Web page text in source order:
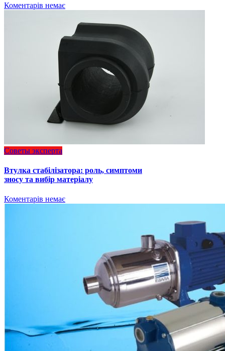
Коментарів немає
Советы эксперта
Втулка стабілізатора: роль, симптоми
зносу та вибір матеріалу
Коментарів немає